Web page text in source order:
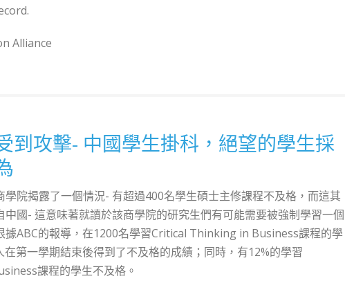
Alliance
到攻擊- 中國學生掛科，絕望的學生採
學院揭露了一個情況- 有超過400名學生碩士主修課程不及格，而這其
中國- 這意味著就讀於該商學院的研究生們有可能需要被強制學習一個
據ABC的報導，在1200名學習Critical Thinking in Business課程的學
在第一學期結束後得到了不及格的成績；同時，有12%的學習
課程的學生不及格。